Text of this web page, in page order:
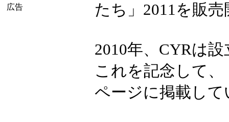
広告
たち」2011を販
2010年、CYRは
これを記念して
ページに掲載し